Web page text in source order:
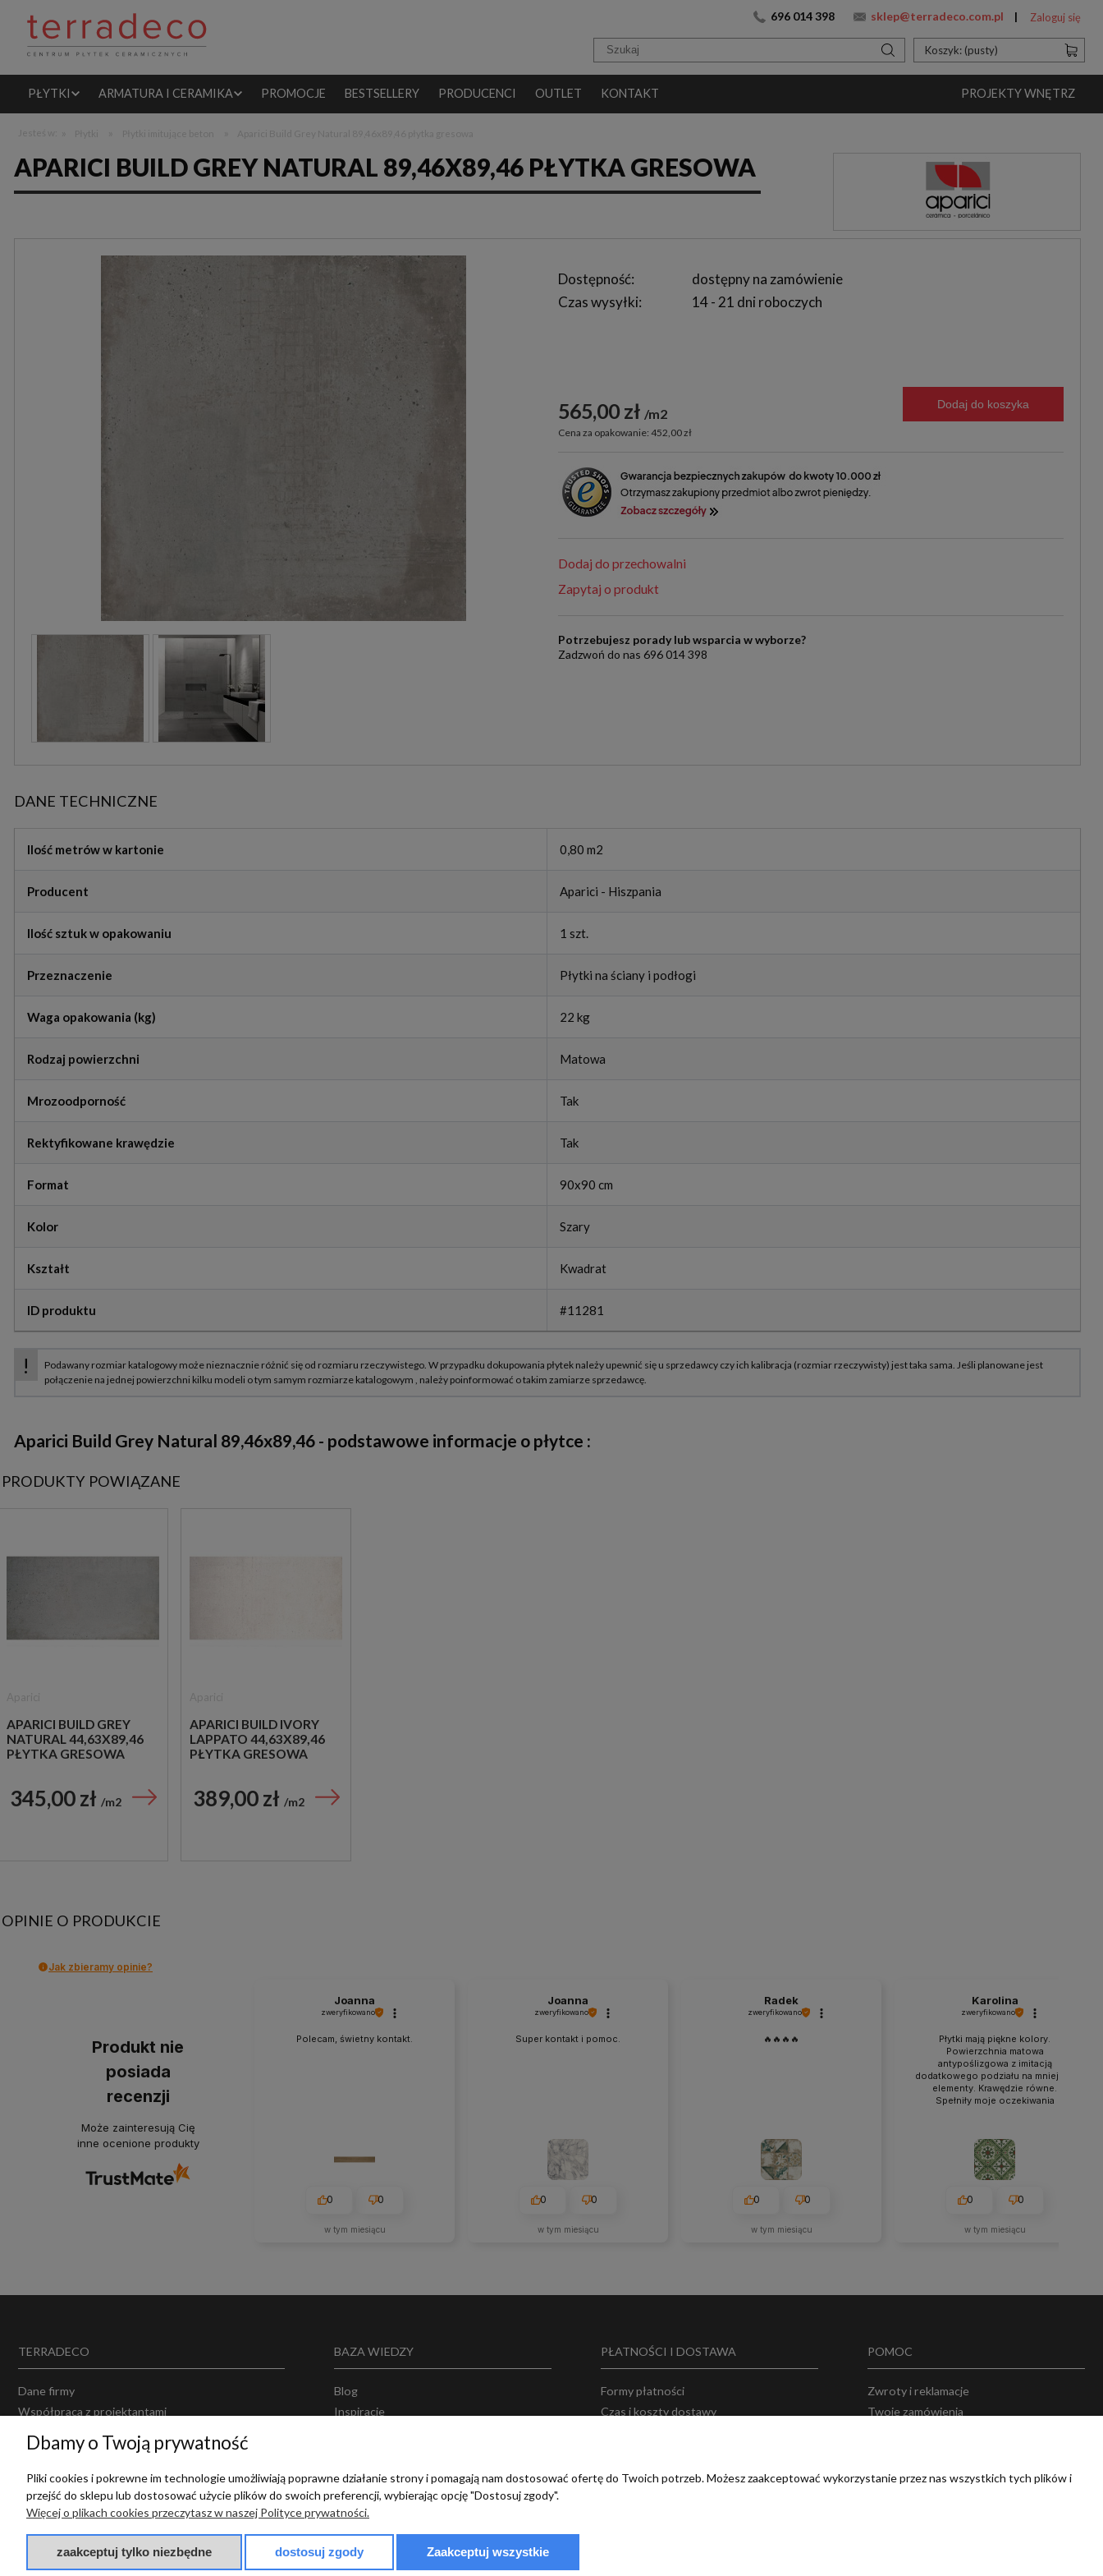
696 014 398 sklep@terradeco.com.pl Zaloguj się
Koszyk: (pusty)
PŁYTKI ARMATURA I CERAMIKA PROMOCJE BESTSELLERY PRODUCENCI OUTLET KONTAKT PROJEKTY WNĘTRZ
APARICI BUILD GREY NATURAL 89,46X89,46 PŁYTKA GRESOWA
Dostępność:
dostępny na zamówienie
Czas wysyłki:
14 - 21 dni roboczych
565,00 zł m2
Cena za opakowanie: 452,00 zł
Dodaj do koszyka
Dodaj do przechowalni
Zapytaj o produkt
Potrzebujesz porady lub wsparcia w wyborze?
Zadzwoń do nas 696 014 398
DANE TECHNICZNE
Ilość metrów w kartonie 0,80 m2
Producent Aparici - Hiszpania
Ilość sztuk w opakowaniu 1 szt.
Przeznaczenie Płytki na ściany i podłogi
Waga opakowania (kg) 22 kg
Rodzaj powierzchni Matowa
Mrozoodporność Tak
Rektyfikowane krawędzie Tak
Format 90x90 cm
Kolor Szary
Kształt Kwadrat
ID produktu #11281
Aparici Build Grey Natural 89,46x89,46 - podstawowe informacje o płytce :
PRODUKTY POWIĄZANE
APARICI BUILD GREY
NATURAL 44,63X89,46
PŁYTKA GRESOWA
345,00 zł m2
APARICI BUILD IVORY
LAPPATO 44,63X89,46
PŁYTKA GRESOWA
389,00 zł m2
OPINIE O PRODUKCIE
Jak zbieramy opinie?
Produkt nie
posiada
recenzji
Może zainteresują Cię
inne ocenione produkty
Joanna
zweryfikowano
Polecam, świetny kontakt.
0 0
w tym miesiącu
Joanna
zweryfikowano
Super kontakt i pomoc.
0 0
w tym miesiącu
Radek
zweryfikowano
🔥🔥🔥🔥
0 0
w tym miesiącu
Karolina
zweryfikowano
Płytki mają piękne kolory.
Powierzchnia matowa
antypoślizgowa z imitacją
dodatkowego podziału na mniejsze
elementy. Krawędzie równe.
Spełniły moje oczekiwania
0 0
w tym miesiącu
TERRADECO
Dane firmy
Współpraca z projektantami
Projektowanie wnętrz
Producenci
BAZA WIEDZY
Blog
Inspiracje
Regulamin
PŁATNOŚCI I DOSTAWA
Formy płatności
Czas i koszty dostawy
POMOC
Zwroty i reklamacje
Twoje zamówienia
© 2017 - 2025 | terradeco.com.pl
Dbamy o Twoją prywatność
Pliki cookies i pokrewne im technologie umożliwiają poprawne działanie strony i pomagają nam dostosować ofertę do Twoich potrzeb. Możesz zaakceptować wykorzystanie przez nas wszystkich tych plików i
przejść do sklepu lub dostosować użycie plików do swoich preferencji, wybierając opcję "Dostosuj zgody".
Więcej o plikach cookies przeczytasz w naszej Polityce prywatności.
zaakceptuj tylko niezbędne dostosuj zgody Zaakceptuj wszystkie